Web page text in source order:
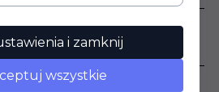
i zamknij
wszystkie